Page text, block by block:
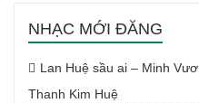
NHẠC MỚI ĐĂNG
Lan Huệ sầu ai – Minh
Thanh Kim Huệ